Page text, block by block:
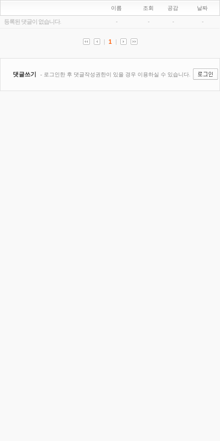
이름 조회 공감 날짜
등록된 댓글이 없습니다. - - - -
1
댓글쓰기 - 로그인한 후 댓글작성권한이 있을 경우 이용하실 수 있습니다.